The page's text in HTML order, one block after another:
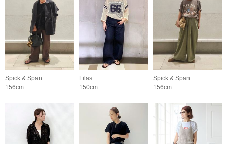
Spick & Span
156cm
Lilas
150cm
Spick & Span
156cm